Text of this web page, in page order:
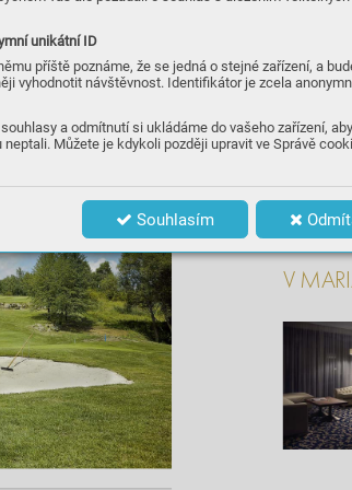
unikátní ID
příště poznáme, že se jedná o stejné zařízení, a
vyhodnotit návštěvnost. Identifikátor je zcela
a odmítnutí si ukládáme do vašeho zařízení,
neptali. Můžete je kdykoli později upravit ve Správě
Souhlasím
trochu pomáhají zahnat
přes vědčit.
NA
SEZ
PROS
V